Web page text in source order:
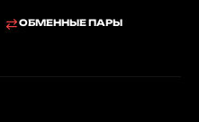
ОБМЕННЫЕ ПАРЫ